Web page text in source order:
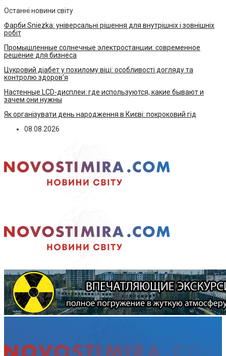
Останні новини світу
Фарби Sniezka: універсальні рішення для внутрішніх і зовнішніх
робіт
Промышленные солнечные электростанции: современное
решение для бизнеса
Цукровий діабет у похилому віці: особливості догляду та
контролю здоров’я
Настенные LCD-дисплеи: где используются, какие бывают и
зачем они нужны
Як організувати день народження в Києві: покроковий гід
08.08.2026